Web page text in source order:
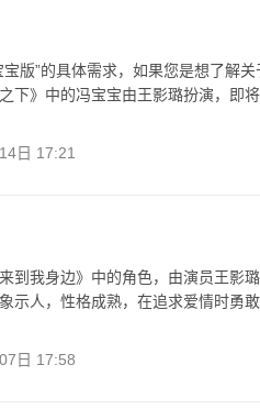
宝版”的具体需求，如果您是想了解
下》中的冯宝宝由王影璐扮演，即
日 17:21
到我身边》中的角色，由演员王影
示人，性格成熟，在追求爱情时勇
日 17:58